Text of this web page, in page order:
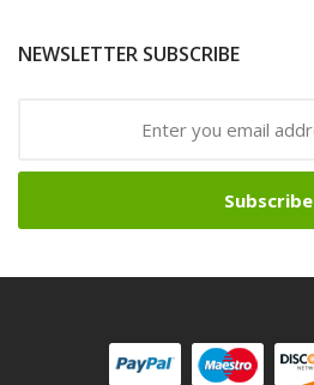
NEWSLETTER SUBSCRIBE
Subscribe